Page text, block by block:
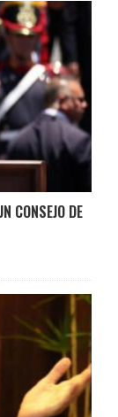
CONSEJO DE